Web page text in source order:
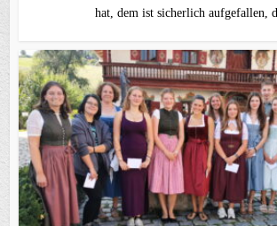
hat, dem ist sicherlich aufgefallen,